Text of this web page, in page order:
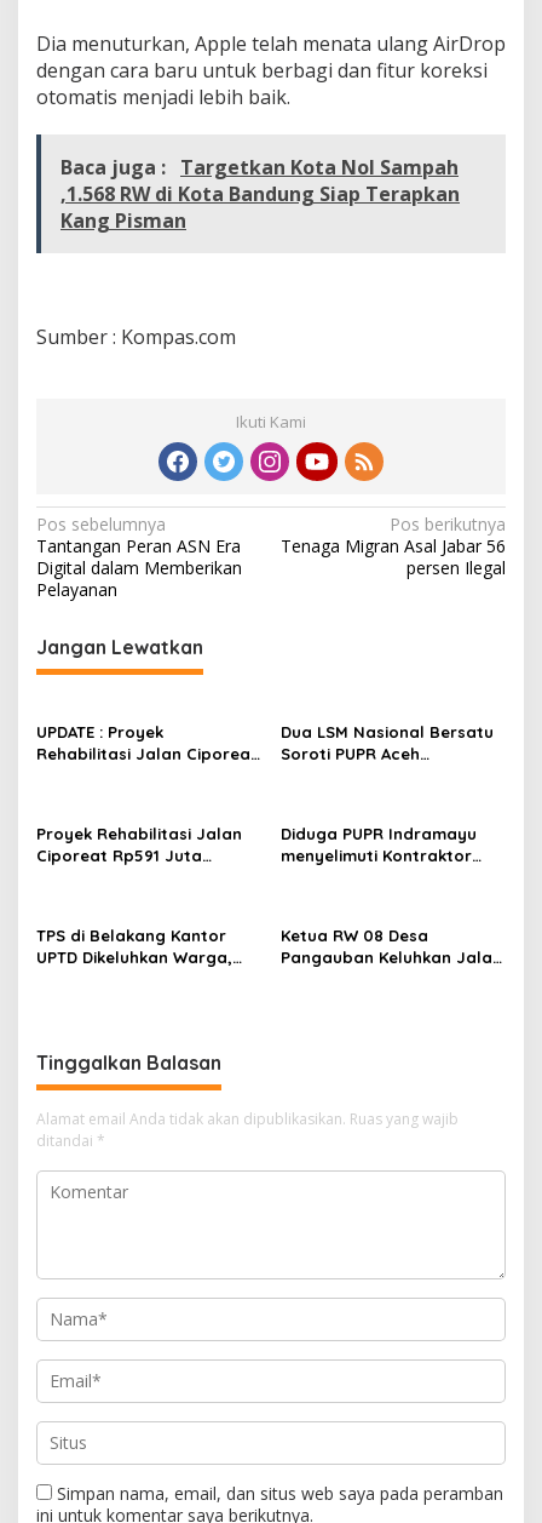
Dia menuturkan, Apple telah menata ulang AirDrop
dengan cara baru untuk berbagi dan fitur koreksi
otomatis menjadi lebih baik.
Baca juga : Targetkan Kota Nol Sampah
,1.568 RW di Kota Bandung Siap Terapkan
Kang Pisman
Sumber : Kompas.com
Ikuti Kami
N
a
v
i
g
s
i
o
s
Pos sebelumnya
Tantangan Peran ASN Era
Digital dalam Memberikan
Pelayanan
Pos berikutnya
Tenaga Migran Asal Jabar 56
persen Ilegal
Jangan Lewatkan
UPDATE : Proyek
Rehabilitasi Jalan Ciporeat
Dua LSM Nasional Bersatu
Soroti PUPR Aceh
Anggaran Rp106 Miliar
Proyek Rehabilitasi Jalan
Ciporeat Rp591 Juta
Penjelasan
Diduga PUPR Indramayu
menyelimuti Kontraktor
TPS di Belakang Kantor
UPTD Dikeluhkan Warga,
Ketua RW 08 Desa
Pangauban Keluhkan Jalan
Tinggalkan Balasan
Alamat email Anda tidak akan dipublikasikan. Ruas yang wajib
ditandai *
Simpan nama, email, dan situs web saya pada peramban
ini untuk komentar saya berikutnya.